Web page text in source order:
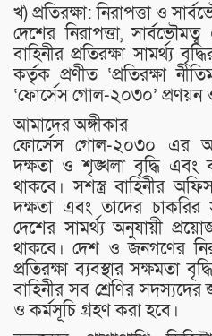
খ) প্রতিরক্ষা: নিরাপত্তা ও
দেশের নিরাপত্তা,
বাহিনীর প্রতিরক্ষা সামর্থ্য
কর্তৃক প্রণীত ‘প্রতিরক্ষা
‘ফোর্সেস গোল-২০৩০’ প্রণয়ন
আমাদের অঙ্গীকার
ফোর্সেস গোল-২০৩০ এর
দক্ষতা ও শৃঙ্খলা বৃদ্ধি এবং
থাকবে। সশস্ত্র বাহিনীর
দক্ষতা এবং তাদের চাকরির
দেশের সামর্থ্য অনুযায়ী
থাকবে। দেশ ও জনগণের
প্রতিরক্ষা ব্যবস্থার সক্ষমতা
বাহিনীর সব শ্রেণির
ও কর্মসূচি গ্রহণ করা হবে।